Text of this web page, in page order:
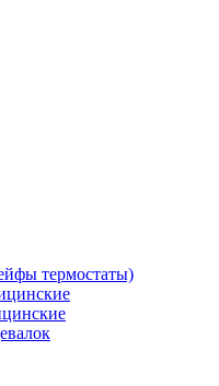
термостаты)